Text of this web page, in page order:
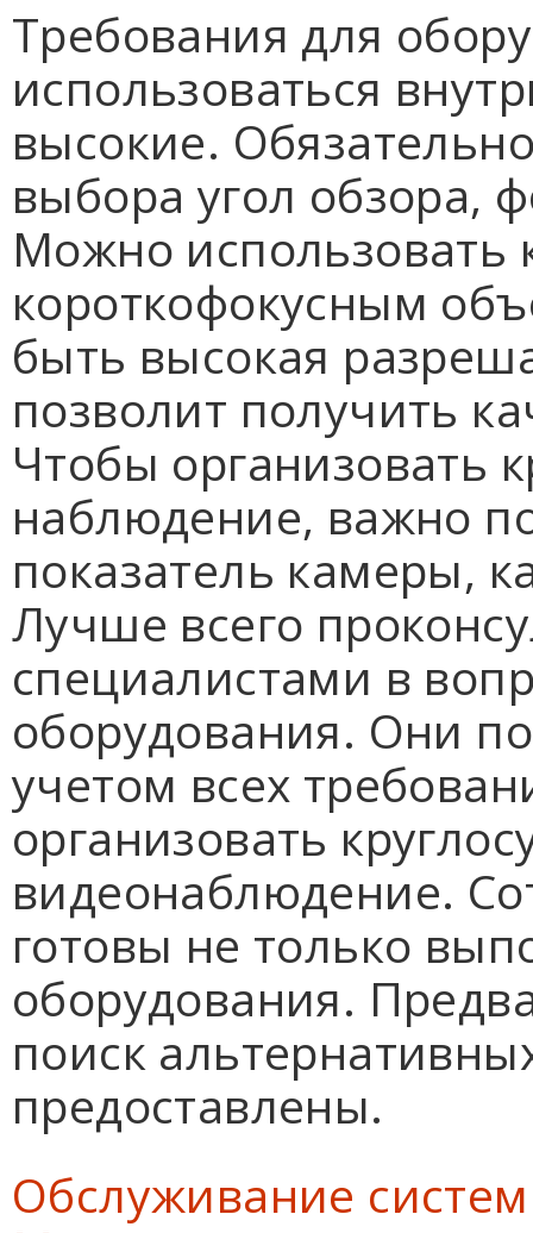
Требования для
использоваться
высокие.
выбора угол обзора,
Можно
короткофокусным
быть высокая
позволит получить
Чтобы организовать
наблюдение, важно
показатель камеры,
Лучше всего
специалистами в
оборудования. Они
учетом всех
организовать
видеонаблюдение.
готовы не только
оборудования.
поиск
предоставлены.
Обслуживание